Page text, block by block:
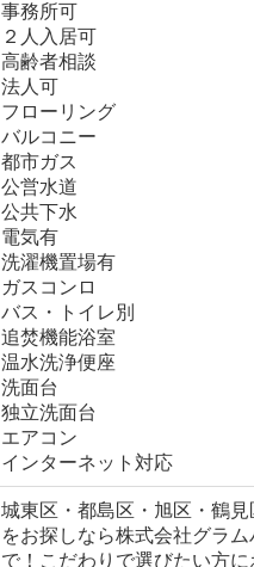
事務所可
２人入居可
高齢者相談
法人可
フローリング
バルコニー
都市ガス
公営水道
公共下水
電気有
洗濯機置場有
ガスコンロ
バス・トイレ別
追焚機能浴室
温水洗浄便座
洗面台
独立洗面台
エアコン
インターネット対応
城東区・都島区・旭区・鶴見
をお探しなら株式会社グラム
で！こだわりで選びたい方に